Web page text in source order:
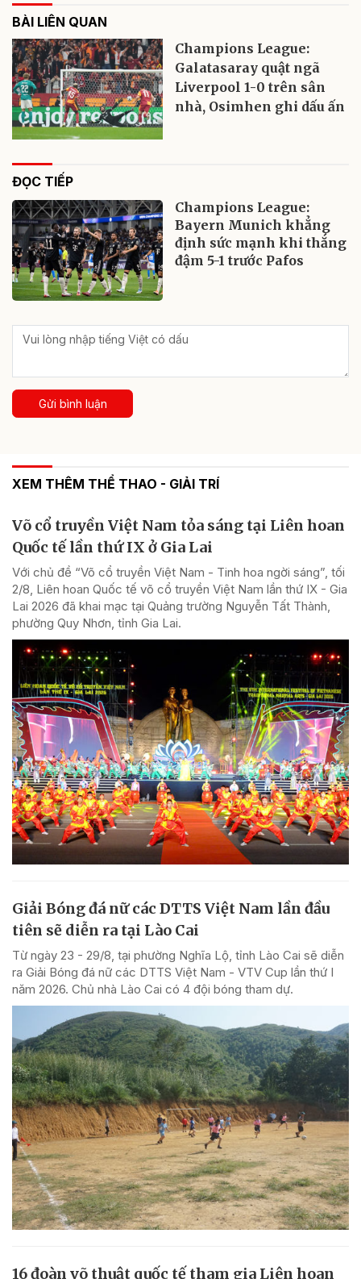
BÀI LIÊN QUAN
Champions League:
Galatasaray quật ngã
Liverpool 1-0 trên sân
nhà, Osimhen ghi dấu ấn
ĐỌC TIẾP
Champions League:
Bayern Munich khẳng
định sức mạnh khi thắng
đậm 5-1 trước Pafos
Gửi bình luận
XEM THÊM THỂ THAO - GIẢI TRÍ
Võ cổ truyền Việt Nam tỏa sáng tại Liên hoan
Quốc tế lần thứ IX ở Gia Lai
Với chủ đề “Võ cổ truyền Việt Nam - Tinh hoa ngời sáng”, tối
2/8, Liên hoan Quốc tế võ cổ truyền Việt Nam lần thứ IX - Gia
Lai 2026 đã khai mạc tại Quảng trường Nguyễn Tất Thành,
phường Quy Nhơn, tỉnh Gia Lai.
Giải Bóng đá nữ các DTTS Việt Nam lần đầu
tiên sẽ diễn ra tại Lào Cai
Từ ngày 23 - 29/8, tại phường Nghĩa Lộ, tỉnh Lào Cai sẽ diễn
ra Giải Bóng đá nữ các DTTS Việt Nam - VTV Cup lần thứ I
năm 2026. Chủ nhà Lào Cai có 4 đội bóng tham dự.
16 đoàn võ thuật quốc tế tham gia Liên hoan